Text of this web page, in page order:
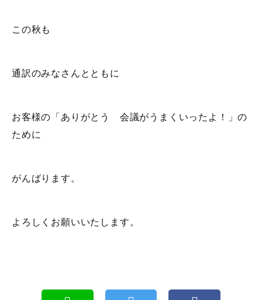
この秋も
通訳のみなさんとともに
お客様の「ありがとう 会議がうまくいったよ！」の
ために
がんばります。
よろしくお願いいたします。